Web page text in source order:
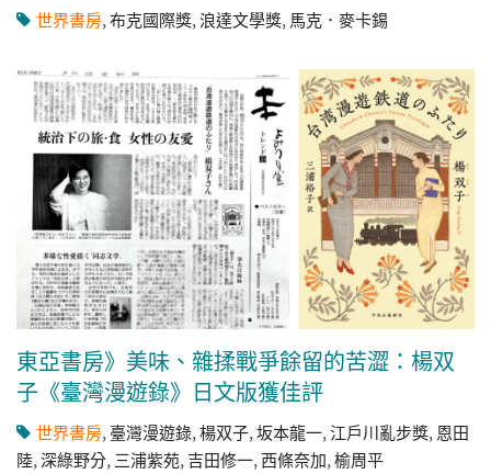
世界書房,布克國際獎,浪達文學獎, 馬克．麥卡錫
東亞書房》美味、雜揉戰爭餘留的苦澀：楊双
子《臺灣漫遊錄》日文版獲佳評
世界書房, 臺灣漫遊錄,楊双子,坂本龍一,江戶川亂步獎, 恩田
陸,深綠野分, 三浦紫苑, 吉田修一,西條奈加,榆周平